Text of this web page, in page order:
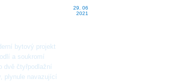
29. 06
2021
bytový projekt
a soukromí
dvě čtyřpodlažní
plynule navazující